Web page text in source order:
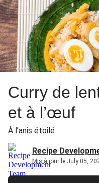
Curry de
et à l’œuf
À l’anis étoilé
Recipe
Mis à jour le July 05,